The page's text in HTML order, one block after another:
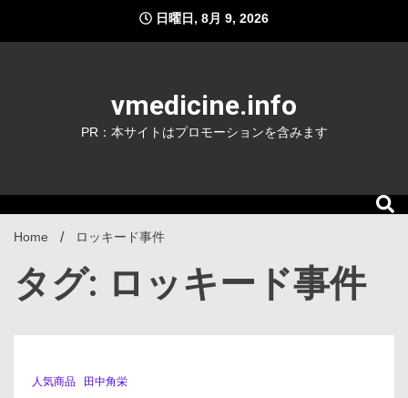
content
日曜日, 8月 9, 2026
vmedicine.info
PR：本サイトはプロモーションを含みます
Home ロッキード事件
タグ: ロッキード事件
2 Minutes
人気商品 田中角栄